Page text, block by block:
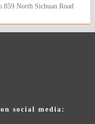
North Sichuan Road
social media: